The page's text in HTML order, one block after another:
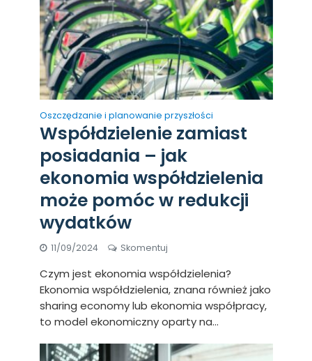
Oszczędzanie i planowanie przyszłości
Współdzielenie zamiast
posiadania – jak
ekonomia współdzielenia
może pomóc w redukcji
wydatków
11/09/2024 Skomentuj
Czym jest ekonomia współdzielenia?
Ekonomia współdzielenia, znana również jako
sharing economy lub ekonomia współpracy,
to model ekonomiczny oparty na...